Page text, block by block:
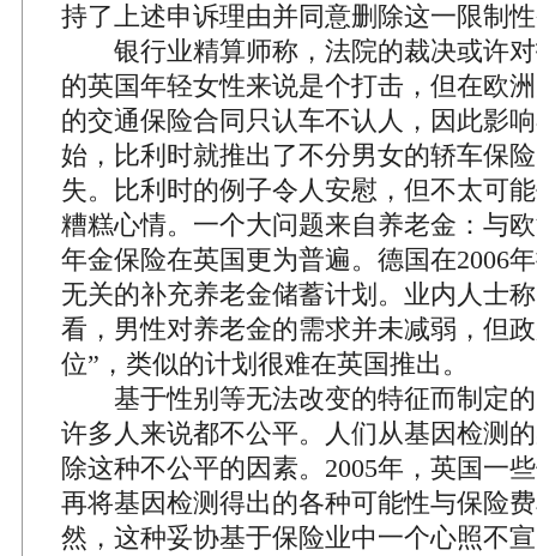
持了上述申诉理由并同意删除这一限制
银行业精算师称，法院的裁决或许对
的英国年轻女性来说是个打击，但在欧
的交通保险合同只认车不认人，因此影
始，比利时就推出了不分男女的轿车保
失。比利时的例子令人安慰，但不太可
糟糕心情。一个大问题来自养老金：与
年金保险在英国更为普遍。德国在2006
无关的补充养老金储蓄计划。业内人士
看，男性对养老金的需求并未减弱，但
位”，类似的计划很难在英国推出。
基于性别等无法改变的特征而制定的
许多人来说都不公平。人们从基因检测
除这种不公平的因素。2005年，英国一
再将基因检测得出的各种可能性与保险
然，这种妥协基于保险业中一个心照不